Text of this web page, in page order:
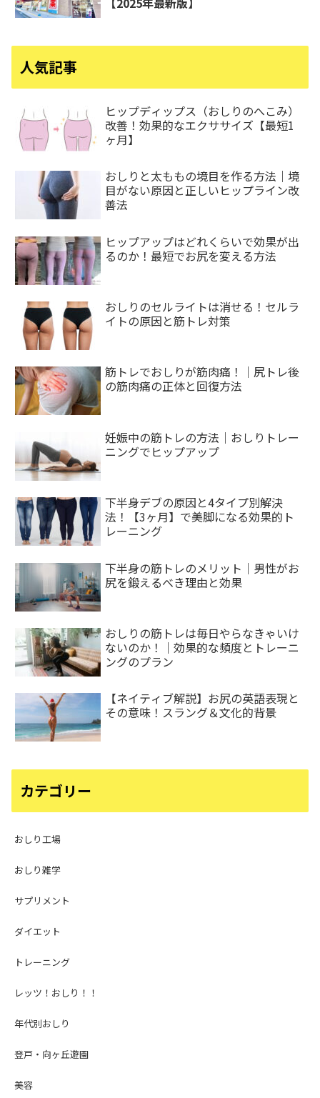
人気記事
ヒップディップス（おしりのへこみ）
改善！効果的なエクササイズ【最短1
ヶ月】
おしりと太ももの境目を作る方法｜境
目がない原因と正しいヒップライン改
善法
ヒップアップはどれくらいで効果が出
るのか！最短でお尻を変える方法
おしりのセルライトは消せる！セルラ
イトの原因と筋トレ対策
筋トレでおしりが筋肉痛！｜尻トレ後
の筋肉痛の正体と回復方法
妊娠中の筋トレの方法｜おしりトレー
ニングでヒップアップ
下半身デブの原因と4タイプ別解決
法！【3ヶ月】で美脚になる効果的ト
レーニング
下半身の筋トレのメリット｜男性がお
尻を鍛えるべき理由と効果
おしりの筋トレは毎日やらなきゃいけ
ないのか！｜効果的な頻度とトレーニ
ングのプラン
【ネイティブ解説】お尻の英語表現と
その意味！スラング＆文化的背景
カテゴリー
おしり工場
おしり雑学
サプリメント
ダイエット
トレーニング
レッツ！おしり！！
年代別おしり
登戸・向ヶ丘遊園
美容